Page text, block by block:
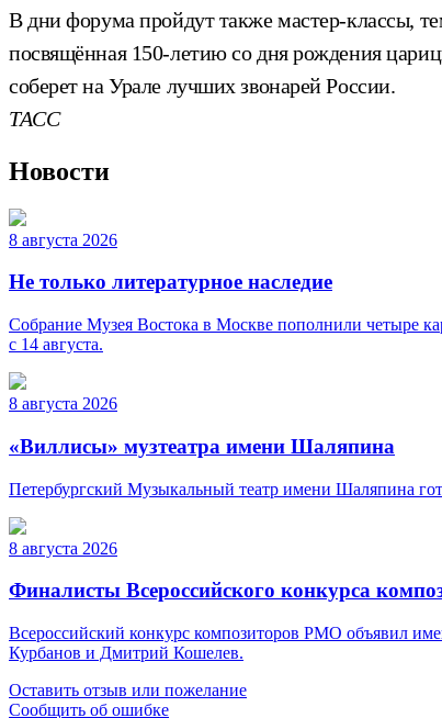
В дни форума пройдут также мастер-классы,
посвящённая 150-летию со дня рождения
соберет на Урале лучших звонарей России.
ТАСС
Новости
8 августа 2026
Не только литературное наследие
Собрание Музея Востока в Москве пополнили четыре
с 14 августа.
8 августа 2026
«Виллисы» музтеатра имени Шаляпина
Петербургский Музыкальный театр имени Шаляпина
8 августа 2026
Финалисты Всероссийского конкурса
Всероссийский конкурс композиторов РМО объявил
Курбанов и Дмитрий Кошелев.
Оставить отзыв или пожелание
Сообщить об ошибке